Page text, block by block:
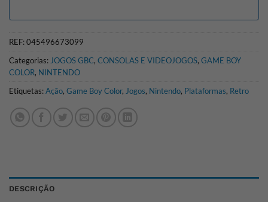
REF:045496673099
Categorias:JOGOS GBC, CONSOLAS E VIDEOJOGOS, GAME BOY
COLOR, NINTENDO
Etiquetas:Ação, Game Boy Color, Jogos, Nintendo, Plataformas, Retro
DESCRIÇÃO